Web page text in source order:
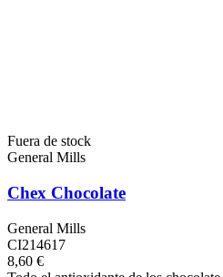
Fuera de stock
General Mills
Chex Chocolate
General Mills
CI214617
8,60 €